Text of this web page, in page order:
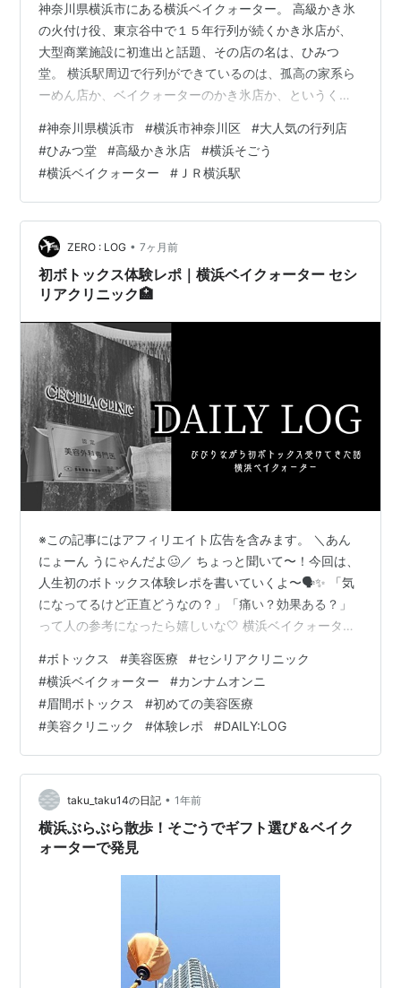
神奈川県横浜市にある横浜ベイクォーター。 高級かき氷
の火付け役、東京谷中で１５年行列が続くかき氷店が、
大型商業施設に初進出と話題、その店の名は、ひみつ
堂。 横浜駅周辺で行列ができているのは、孤高の家系ら
ーめん店か、ベイクォーターのかき氷店か、というくら
がヒットしています。 ゴールデンウィークは特に大行列
だったようです。平日でも行列でかなり待ちます。 こう
いうのが、ウケている時代のようです。安くないから売
れないんじゃなく、高くても売れることがあります。 極
上の口どけ、ひみつのいちごみるくとあります。 横浜ベ
イクォーターも今年で、２０年となったよう…
#神奈川県横浜市 #横浜市神奈川区 #大人気の行列店
#ひみつ堂 #高級かき氷店 #横浜そごう
#横浜ベイクォーター # ＪＲ横浜駅
ZERO : LOG • 7ヶ月前
初ボトックス体験レポ｜横浜ベイクォーター セシ
リアクリニック🏥
※この記事にはアフィリエイト広告を含みます。 ＼あん
にょーん うにゃんだよ🥴／ ちょっと聞いて〜！今回は、
人生初のボトックス体験レポを書いていくよ〜🗣️✨ 「気
になってるけど正直どうなの？」「痛い？効果ある？」
って人の参考になったら嬉しいな🤍 横浜ベイクォーター
すでにボトックス経験者で、色々話を聞いているうちに
「私も受けてみようかな？」と思って決意👍 今回予約し
たのは、横浜ベイクォーター5階にある《セシリアクリニ
ック（CECILIA CLINIC）》だよ✨ アクセスも良くて、お
買い物ついでに行けるのが嬉しいポイント◎ 院内は清…
#ボトックス #美容医療 #セシリアクリニック
#横浜ベイクォーター #カンナムオンニ
#眉間ボトックス #初めての美容医療
#美容クリニック #体験レポ #DAILY:LOG
taku_taku14の日記 • 1年前
横浜ぶらぶら散歩！そごうでギフト選び＆ベイク
ォーターで発見